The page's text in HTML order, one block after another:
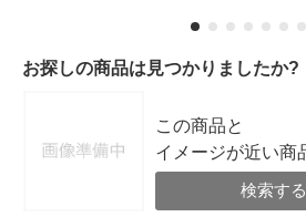
お探しの商品は見つかりましたか?
この商品と
イメージが近い商
検索する